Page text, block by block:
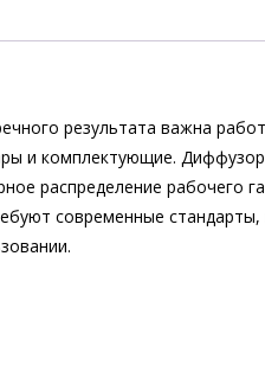
результата важна
и комплектующие.
распределение рабочего
современные стандарты,